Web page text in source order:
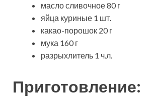
масло сливочное 80 г
яйца куриные 1 шт.
какао-порошок 20 г
мука 160 г
разрыхлитель 1 ч.л.
Приготовление: